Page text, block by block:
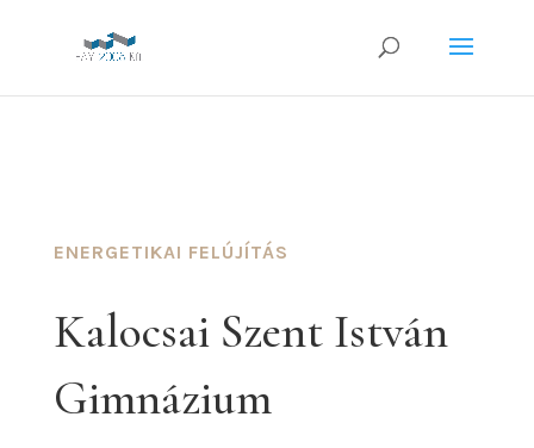
mintaoldalakhoz
ENERGETIKAI FELÚJÍTÁS
Kalocsai Szent István
Gimnázium